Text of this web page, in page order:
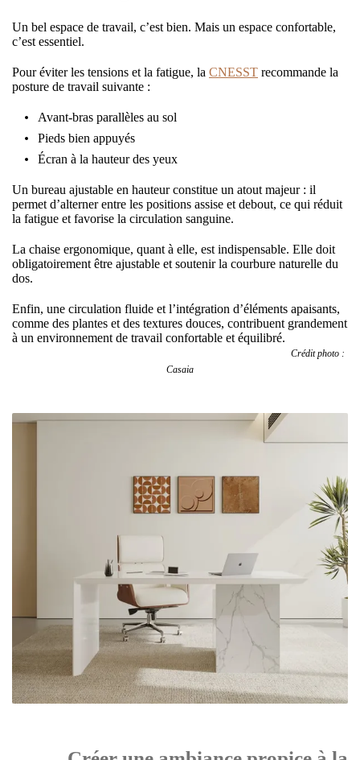
Un bel espace de travail, c’est bien. Mais un espace confortable,
c’est essentiel.
Pour éviter les tensions et la fatigue, la CNESST recommande la
posture de travail suivante :
Avant-bras parallèles au sol
Pieds bien appuyés
Écran à la hauteur des yeux
Un bureau ajustable en hauteur constitue un atout majeur : il
permet d’alterner entre les positions assise et debout, ce qui réduit
la fatigue et favorise la circulation sanguine.
La chaise ergonomique, quant à elle, est indispensable. Elle doit
obligatoirement être ajustable et soutenir la courbure naturelle du
dos.
Enfin, une circulation fluide et l’intégration d’éléments apaisants,
comme des plantes et des textures douces, contribuent grandement
à un environnement de travail confortable et équilibré.
Crédit photo :
Casaia